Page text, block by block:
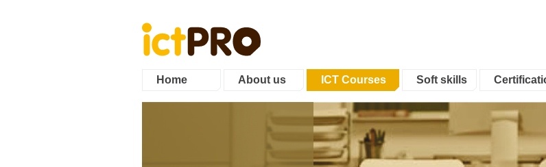
Home About us ICT Courses Soft skills